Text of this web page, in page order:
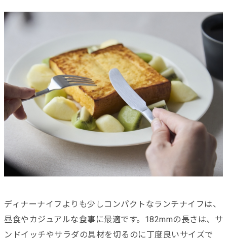
ディナーナイフよりも少しコンパクトなランチナイフは、
昼食やカジュアルな食事に最適です。182mmの長さは、サ
ンドイッチやサラダの具材を切るのに丁度良いサイズで